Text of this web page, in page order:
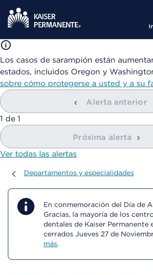
Los casos de sarampión están
estados, incluidos Oregon y
sobre cómo protegerse a usted y a su
Alerta anterior
mostrando
1 de 1
Próxima alerta
Ver todas las alertas
Departamentos y especialidades
Departamentos y especialidades
En conmemoración del Día de
Gracias, la mayoría de los
dentales de Kaiser Permanente
cerrados Jueves 27 de
más.